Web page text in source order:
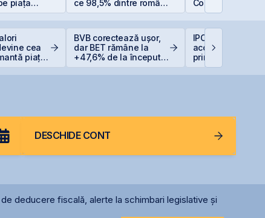
piața
ce 98,5% dintre români
evită investițiile la
Companiile de
BVB – Soluție
cea
piață
BVB corectează ușor,
dar BET rămâne la
+47,6% de la începutul
IPO-ul Digi Spain
acoperit integral
prima zi
DESCHIDE CONT
deducere fiscală, alerte la schimbari legislative și